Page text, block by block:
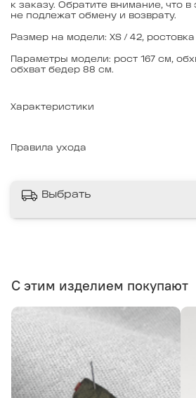
к заказу. Обратите внимание, что в
не подлежат обмену и возврату.
Размер на модели: XS / 42, ростовка
Параметры модели: рост 167 см,
обхват бедер 88 см.
Характеристики
Правила ухода
Выбрать
С этим изделием покупают